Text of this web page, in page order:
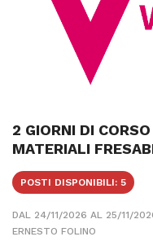
2 GIORNI DI
MATERIALI
POSTI DISPONIBILI: 5
DAL 24/11/2026 AL 25/11/
ERNESTO FOLINO